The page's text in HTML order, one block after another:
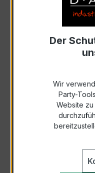
Auswahl
Art. Nr.:57599
Zur
Der
Wir
Party-
Website